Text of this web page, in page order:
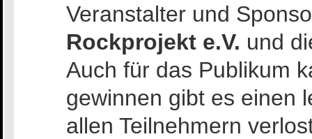
Veranstalter und
Rockprojekt e.V. und
Auch für das Publikum
gewinnen gibt es einen
allen Teilnehmern